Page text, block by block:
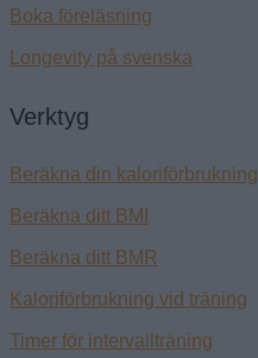
Boka föreläsning
Longevity på svenska
Verktyg
Beräkna din kaloriförbrukning
Beräkna ditt BMI
Beräkna ditt BMR
Kaloriförbrukning vid träning
Timer för intervallträning